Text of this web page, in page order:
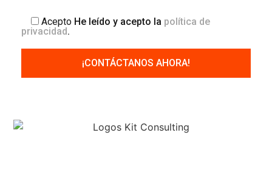
Acepto He leído y acepto la política de
privacidad .